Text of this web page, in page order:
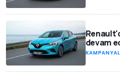
devam